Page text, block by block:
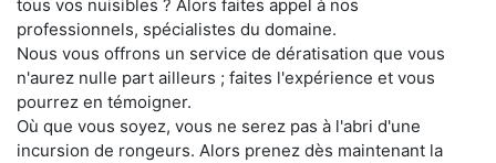
tous vos nuisibles ? Alors faites appel à nos
professionnels, spécialistes du domaine.
Nous vous offrons un service de dératisation que vous
n'aurez nulle part ailleurs ; faites l'expérience et vous
pourrez en témoigner.
Où que vous soyez, vous ne serez pas à l'abri d'une
incursion de rongeurs. Alors prenez dès maintenant la